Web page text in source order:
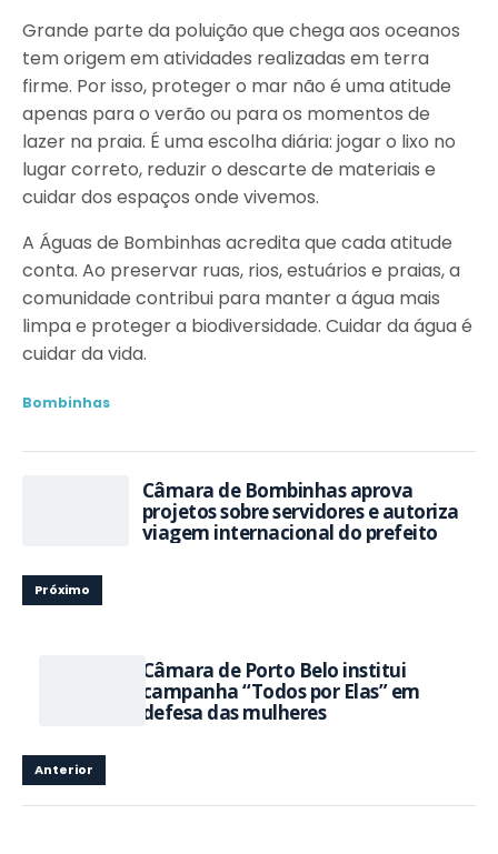
Grande parte da poluição que chega aos oceanos
tem origem em atividades realizadas em terra
firme. Por isso, proteger o mar não é uma atitude
apenas para o verão ou para os momentos de
lazer na praia. É uma escolha diária: jogar o lixo no
lugar correto, reduzir o descarte de materiais e
cuidar dos espaços onde vivemos.
A Águas de Bombinhas acredita que cada atitude
conta. Ao preservar ruas, rios, estuários e praias, a
comunidade contribui para manter a água mais
limpa e proteger a biodiversidade. Cuidar da água é
cuidar da vida.
Bombinhas
Câmara de Bombinhas aprova
projetos sobre servidores e autoriza
viagem internacional do prefeito
Próximo
Câmara de Porto Belo institui
campanha “Todos por Elas” em
defesa das mulheres
Anterior